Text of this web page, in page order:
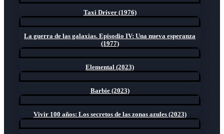
Taxi Driver (1976)
La guerra de las galaxias. Episodio IV: Una nueva esperanza
(1977)
Elemental (2023)
Barbie (2023)
Vivir 100 años: Los secretos de las zonas azules (2023)